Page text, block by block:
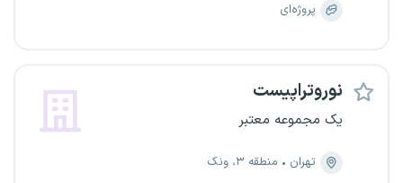
پروژه‌ای
نوروتراپیست
یک مجموعه معتبر
تهران
منطقه ۳، ونک